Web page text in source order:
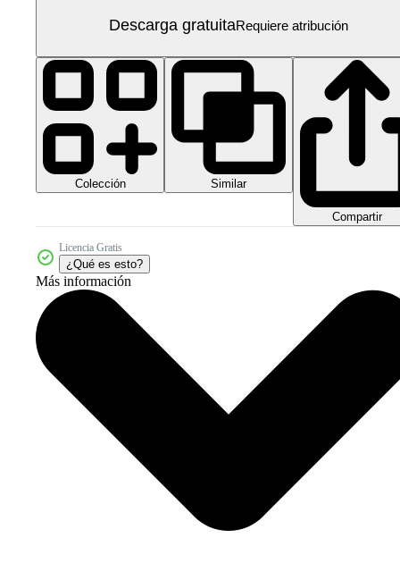
Descarga gratuitaRequiere atribución
Colección Similar
Compartir
Licencia Gratis
¿Qué es esto?
Más información